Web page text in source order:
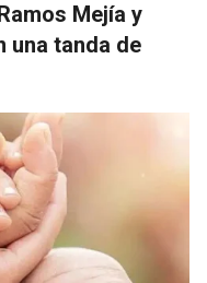
Mejía y
una tanda de